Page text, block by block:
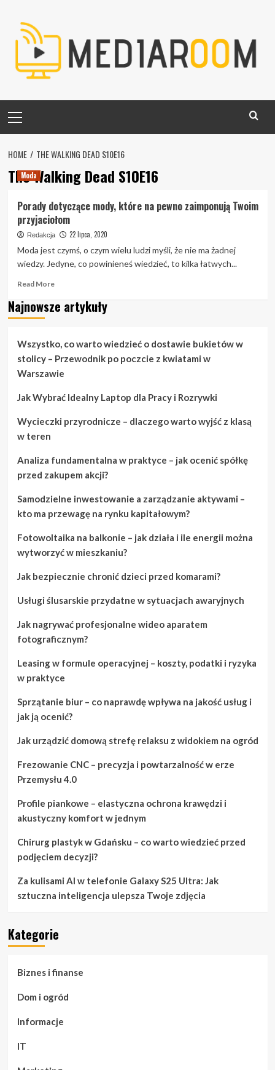
content
Menu
HOME THE WALKING DEAD S10E16
The Walking Dead S10E16
Moda
Porady dotyczące mody, które na pewno zaimponują Twoim
przyjaciołom
Redakcja 22 lipca, 2020
Moda jest czymś, o czym wielu ludzi myśli, że nie ma żadnej
wiedzy. Jedyne, co powinieneś wiedzieć, to kilka łatwych...
Read MoreRead
about
które
na
pewno
Twoim
Najnowsze artykuły
Wszystko, co warto wiedzieć o dostawie bukietów w
stolicy – Przewodnik po poczcie z kwiatami w
Warszawie
Jak Wybrać Idealny Laptop dla Pracy i Rozrywki
Wycieczki przyrodnicze – dlaczego warto wyjść z klasą
w teren
Analiza fundamentalna w praktyce – jak ocenić spółkę
przed zakupem akcji?
Samodzielne inwestowanie a zarządzanie aktywami –
kto ma przewagę na rynku kapitałowym?
Fotowoltaika na balkonie – jak działa i ile energii można
wytworzyć w mieszkaniu?
Jak bezpiecznie chronić dzieci przed komarami?
Usługi ślusarskie przydatne w sytuacjach awaryjnych
Jak nagrywać profesjonalne wideo aparatem
fotograficznym?
Leasing w formule operacyjnej – koszty, podatki i ryzyka
w praktyce
Sprzątanie biur – co naprawdę wpływa na jakość usług i
jak ją ocenić?
Jak urządzić domową strefę relaksu z widokiem na ogród
Frezowanie CNC – precyzja i powtarzalność w erze
Przemysłu 4.0
Profile piankowe – elastyczna ochrona krawędzi i
akustyczny komfort w jednym
Chirurg plastyk w Gdańsku – co warto wiedzieć przed
podjęciem decyzji?
Za kulisami AI w telefonie Galaxy S25 Ultra: Jak
sztuczna inteligencja ulepsza Twoje zdjęcia
Kategorie
Biznes i finanse
Dom i ogród
Informacje
IT